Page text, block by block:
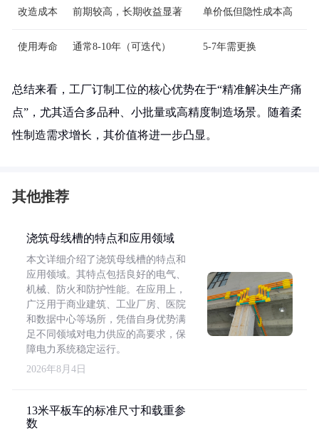
改造成本 前期较高，长期收益显著 单价低但隐性成本高
使用寿命 通常8-10年（可迭代） 5-7年需更换
总结来看，工厂订制工位的核心优势在于“精准解决生产痛
点”，尤其适合多品种、小批量或高精度制造场景。随着柔
性制造需求增长，其价值将进一步凸显。
其他推荐
浇筑母线槽的特点和应用领域
本文详细介绍了浇筑母线槽的特点和
应用领域。其特点包括良好的电气、
机械、防火和防护性能。在应用上，
广泛用于商业建筑、工业厂房、医院
和数据中心等场所，凭借自身优势满
足不同领域对电力供应的高要求，保
障电力系统稳定运行。
2026年8月4日
13米平板车的标准尺寸和载重参
数